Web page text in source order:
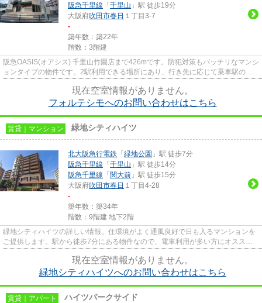
阪急千里線 「 千里山 」駅 徒歩19分
大阪府吹田市春日 １丁目3-7
-
築年数：築22年
階数：3階建
阪急OASIS(オアシス) 千里山竹園店まで426mです。防犯対策もバッチリなマンシ
ョンタイプの物件です。2駅利用できる場所にあり、行き先に応じて乗車駅の使
現在空室情報がありません。
フォルテシモへのお問い合わせはこちら
賃貸｜マンション 緑地シティハイツ
北大阪急行電鉄 「 緑地公園 」駅 徒歩7分
阪急千里線 「 千里山 」駅 徒歩14分
阪急千里線 「 関大前 」駅 徒歩15分
大阪府吹田市春日 １丁目4-28
-
築年数：築34年
階数：9階建 地下2階
緑地シティハイツの詳しい情報。住環境がよく通風良好で日も入るマンションを
ご提供します。駅から徒歩7分にある物件なので、電車利用が多い方にオススメ
現在空室情報がありません。
緑地シティハイツへのお問い合わせはこちら
賃貸｜アパート ハイツパークサイド